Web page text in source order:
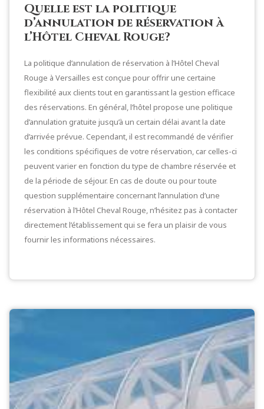
Quelle est la politique
d’annulation de réservation à
l’Hôtel Cheval Rouge?
La politique d’annulation de réservation à l’Hôtel Cheval
Rouge à Versailles est conçue pour offrir une certaine
flexibilité aux clients tout en garantissant la gestion efficace
des réservations. En général, l’hôtel propose une politique
d’annulation gratuite jusqu’à un certain délai avant la date
d’arrivée prévue. Cependant, il est recommandé de vérifier
les conditions spécifiques de votre réservation, car celles-ci
peuvent varier en fonction du type de chambre réservée et
de la période de séjour. En cas de doute ou pour toute
question supplémentaire concernant l’annulation d’une
réservation à l’Hôtel Cheval Rouge, n’hésitez pas à contacter
directement l’établissement qui se fera un plaisir de vous
fournir les informations nécessaires.